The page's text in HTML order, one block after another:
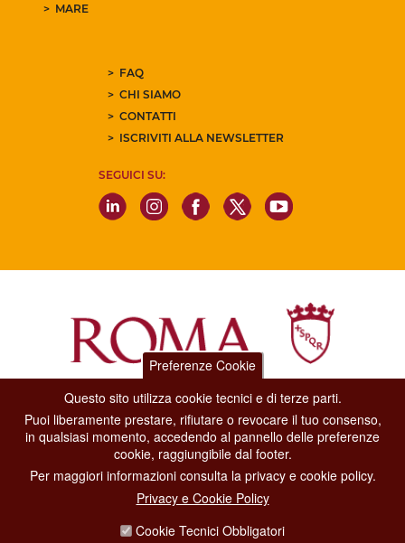
MARE
FAQ
CHI SIAMO
CONTATTI
ISCRIVITI ALLA NEWSLETTER
SEGUICI SU:
Dipartimento Grandi Eventi, Sport, Turismo e Moda.
Via di San Basilio, 51
00187 Roma
CONTACT CENTER TEL. 06 06 08
CONTATTA LA REDAZIONE
Preferenze Cookie
Questo sito utilizza cookie tecnici e di terze parti.
Puoi liberamente prestare, rifiutare o revocare il tuo consenso,
in qualsiasi momento, accedendo al pannello delle preferenze
cookie, raggiungibile dal footer.
Per maggiori informazioni consulta la privacy e cookie policy.
Privacy e Cookie Policy
Cookie Tecnici Obbligatori